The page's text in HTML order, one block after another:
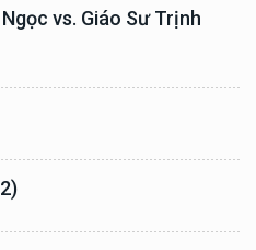
vs. Giáo Sư Trịnh